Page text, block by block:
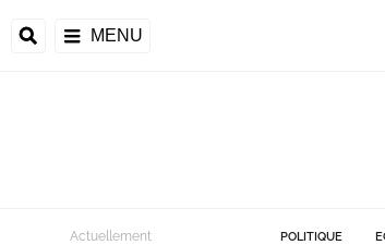
MENU
Actuellement POLITIQUE